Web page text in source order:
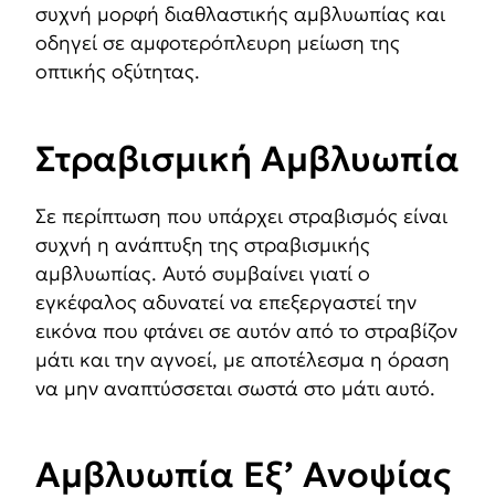
συχνή μορφή διαθλαστικής αμβλυωπίας και
οδηγεί σε αμφοτερόπλευρη μείωση της
οπτικής οξύτητας.
Στραβισμική Αμβλυωπία
Σε περίπτωση που υπάρχει στραβισμός είναι
συχνή η ανάπτυξη της στραβισμικής
αμβλυωπίας. Αυτό συμβαίνει γιατί ο
εγκέφαλος αδυνατεί να επεξεργαστεί την
εικόνα που φτάνει σε αυτόν από το στραβίζον
μάτι και την αγνοεί, με αποτέλεσμα η όραση
να μην αναπτύσσεται σωστά στο μάτι αυτό.
Αμβλυωπία Εξ’ Ανοψίας